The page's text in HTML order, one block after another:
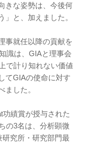
きな姿勢は、今後何
と、加えました。
事就任以降の貢献を
識は、GIAと理事会
で計り知れない価値
てGIAの使命に対す
ました。
功績賞が授与された
の3名は、分析顕微
究所・研究部門最